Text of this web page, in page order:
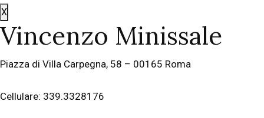
X
Vincenzo Minissale
Piazza di Villa Carpegna, 58 – 00165 Roma
Cellulare: 339.3328176